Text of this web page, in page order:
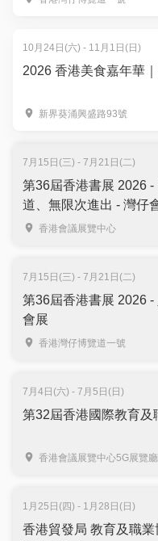
10月24日(六) - 11月1日(日)
2026 香港美食嘉年華
新界葵涌興盛路93號
7月15日(三) - 7月21日(二)
第36屆香港書展 2026
道、無限次進出 - 灣仔
香港會議展覽中心
7月15日(三) - 7月21日(二)
第36屆香港書展 2026 - 入場門票｜一票行勻3展｜灣仔
會展
香港灣仔博覽道一號
7月4日(六) - 7月5日(日)
第32屆香港國際教育及
香港會議展覽中心5G展覽廳
1月25日(四) - 1月28日(日)
香港貿發局 教育及職業